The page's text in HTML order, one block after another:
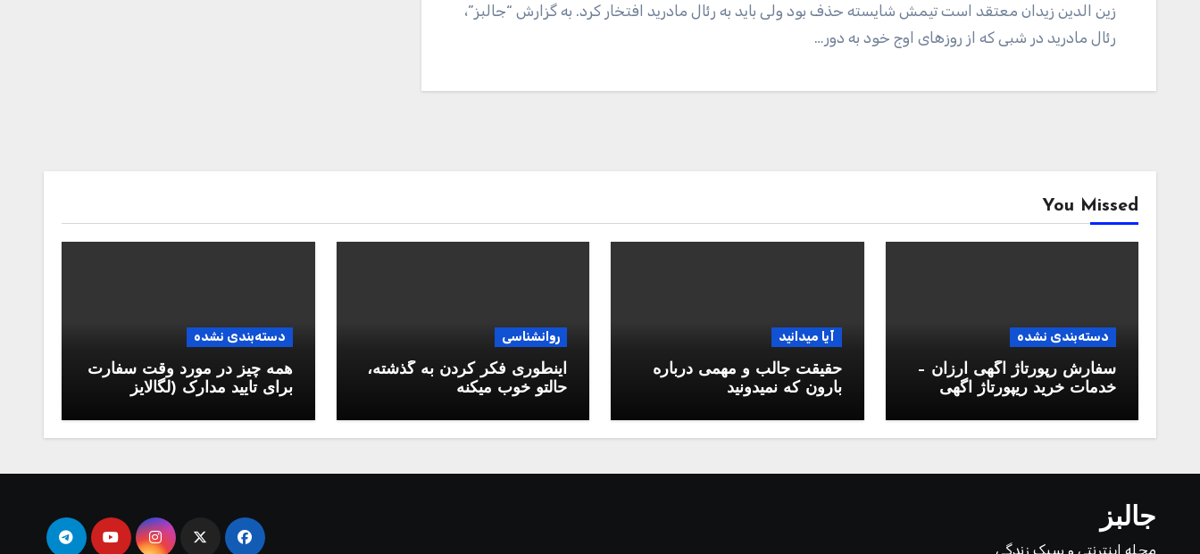
زین الدین زیدان معتقد است تیمش شایسته حذف بود ولی باید به رئال مادرید افتخار کرد. به گزارش “جالبز”،
رئال مادرید در شبی که از روزهای اوج خود به دور…
You Missed
دسته‌بندی نشده
سفارش رپورتاژ آگهی ارزان –
خدمات خرید ریپورتاژ اگهی
آیا میدانید
حقیقت جالب و مهمی درباره
بارون که نمیدونید
روانشناسی
اینطوری فکر کردن به گذشته،
حالتو خوب میکنه
دسته‌بندی نشده
همه چیز در مورد وقت سفارت
برای تایید مدارک (لگالایز
جالبز
مجله اینترنتی و سبک زندگی